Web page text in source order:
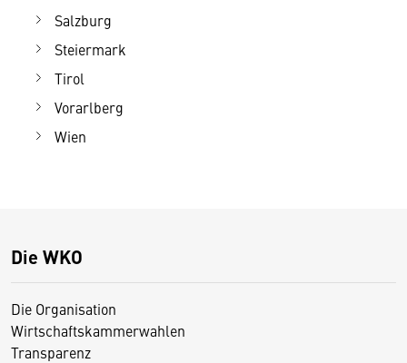
Salzburg
Steiermark
Tirol
Vorarlberg
Wien
Die WKO
Die Organisation
Wirtschaftskammerwahlen
Transparenz